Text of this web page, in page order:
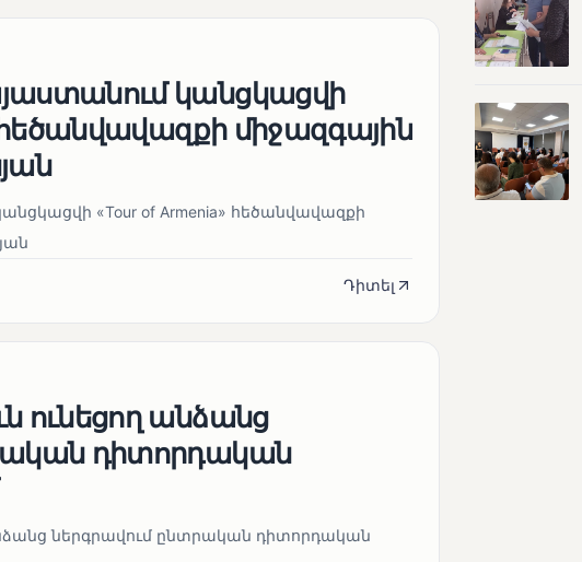
կանցկացվի
հեծանվավազքի միջազգային
«Tour of Armenia» հեծանվավազքի
Դիտել
ունեցող անձանց
դիտորդական
ներգրավում ընտրական դիտորդական